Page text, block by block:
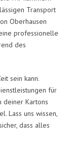
Transport
Oberhausen
professionelle
des
sein kann.
für
deiner Kartons
Lass uns wissen,
dass alles